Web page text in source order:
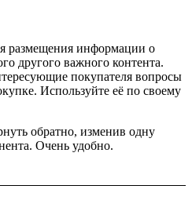
размещения информации о
другого важного контента.
покупателя вопросы
Используйте её по своему
обратно, изменив одну
Очень удобно.